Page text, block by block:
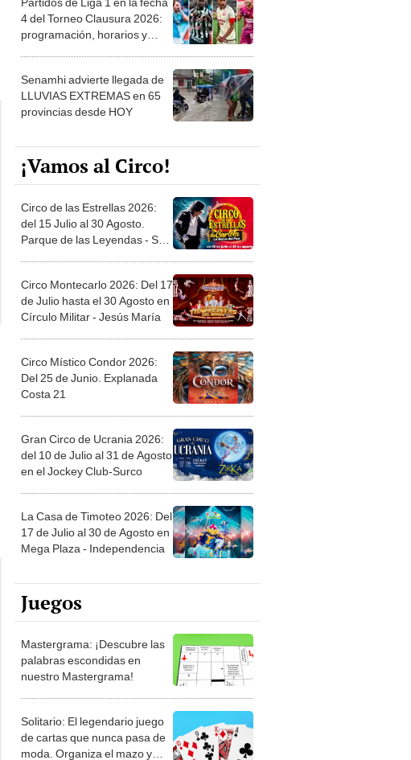
4 del Torneo Clausura 2026:
programación, horarios y
Senamhi advierte llegada de
LLUVIAS EXTREMAS en 65
provincias desde HOY
¡Vamos al Circo!
Circo de las Estrellas 2026:
del 15 Julio al 30 Agosto.
Parque de las Leyendas - San
Circo Montecarlo 2026: Del 17
de Julio hasta el 30 Agosto en
Círculo Militar - Jesús María
Circo Místico Condor 2026:
Del 25 de Junio. Explanada
Costa 21
Gran Circo de Ucrania 2026:
del 10 de Julio al 31 de Agosto
en el Jockey Club-Surco
La Casa de Timoteo 2026: Del
17 de Julio al 30 de Agosto en
Mega Plaza - Independencia
Juegos
Mastergrama: ¡Descubre las
palabras escondidas en
nuestro Mastergrama!
Solitario: El legendario juego
de cartas que nunca pasa de
moda. Organiza el mazo y